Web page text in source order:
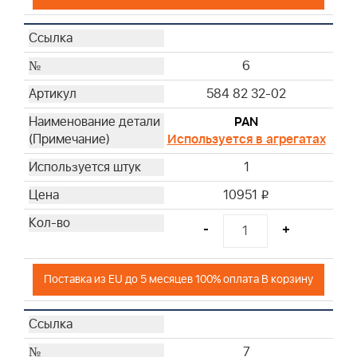
86
94
102
103
105
109
110
111
6
584 82 32-02
PAN
Используется в агрегатах
1
10951 i
- +
Поставка из EU до 5 месяцев 100% оплата В корзину
7